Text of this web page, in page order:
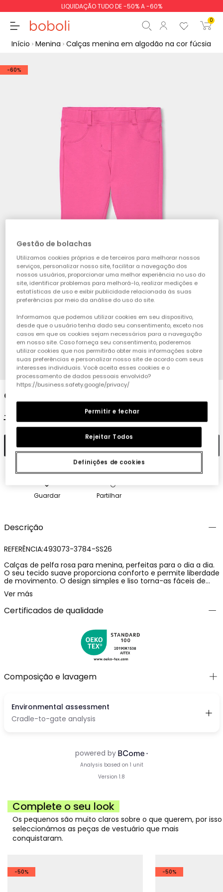
LIQUIDAÇÃO TUDO DE -50% A -60%
0
Continua Iniciar ordem
Início Menina Calças menina em algodão na cor fúcsia
-60%
1 2 3 4
Calças menina em algodão na cor fúcsia
19,95 € 9,95 € 7,95 €
Adicionar
Guardar Partilhar
Descrição
REFERÊNCIA:493073-3784-SS26
Calças de pelfa rosa para menina, perfeitas para o dia a dia.
O seu tecido suave proporciona conforto e permite liberdade
de movimento. O design simples e liso torna-as fáceis de
combinar. Ideais para meninas de 12 meses até aos 14 anos,
oferecem versatilidade no seu uso. As costuras reforçadas
acrescentam durabilidade, e a cintura elástica assegura um
ajuste confortável. Perfeitas para combinar com camisetas
Ver más
Certificados de qualidade
Composição e lavagem
Complete o seu look
Os pequenos são muito claros sobre o que querem, por isso
seleccionámos as peças de vestuário que mais
conquistaram.
-50% -50%
Gestão de bolachas
Utilizamos cookies próprias e de terceiros para melhorar nossos
serviços, personalizar nosso site, facilitar a navegação dos
nossos usuários, proporcionar uma melhor experiência no uso do
site, identificar problemas para melhorá-lo, realizar medições e
estatísticas de uso e exibir publicidade relacionada às suas
preferências por meio da análise do uso do site.
Informamos que podemos utilizar cookies em seu dispositivo,
desde que o usuário tenha dado seu consentimento, exceto nos
casos em que os cookies sejam necessários para a navegação
em nosso site. Caso forneça seu consentimento, poderemos
utilizar cookies que nos permitirão obter mais informações sobre
suas preferências e personalizar nosso site de acordo com seus
interesses individuais. Você aceita esses cookies e o
processamento de dados pessoais envolvido?
https://business.safety.google/privacy/
Definições de cookies
Rejeitar Todos
Permitir e fechar